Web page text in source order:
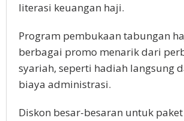
literasi keuangan haji.
Program pembukaan tabungan
berbagai promo menarik dari
syariah, seperti hadiah langsung
biaya administrasi.
Diskon besar-besaran untuk